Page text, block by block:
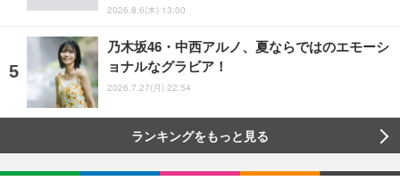
2026.8.6(木) 13:00
乃木坂46・中西アルノ、夏ならではのエモーシ
ョナルなグラビア！
2026.7.27(月) 22:54
ランキングをもっと見る